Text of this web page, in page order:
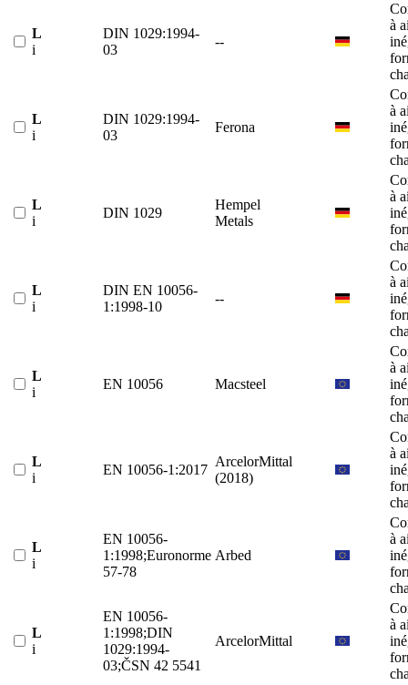
L
i
DIN 1029:1994-
03
--
à
L
i
DIN 1029:1994-
03
Ferona
à
L
i
DIN 1029
Hempel
Metals
à
L
i
DIN EN 10056-
1:1998-10
--
à
L
i
EN 10056 Macsteel
à
L
i
EN 10056-1:2017
ArcelorMittal
(2018)
à
L
i
EN 10056-
1:1998;Euronorme
57-78
Arbed
à
L
i
EN 10056-
1:1998;DIN
1029:1994-
03;ČSN 42 5541
ArcelorMittal
à